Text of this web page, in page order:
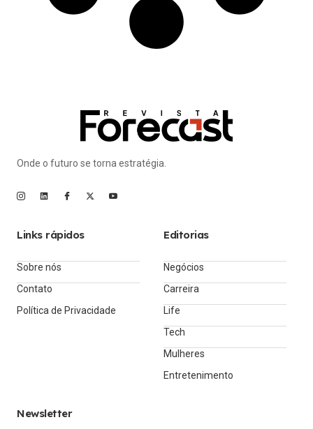
Onde o futuro se torna estratégia.
Links rápidos
Sobre nós
Contato
Política de Privacidade
Editorias
Negócios
Carreira
Life
Tech
Mulheres
Entretenimento
Newsletter